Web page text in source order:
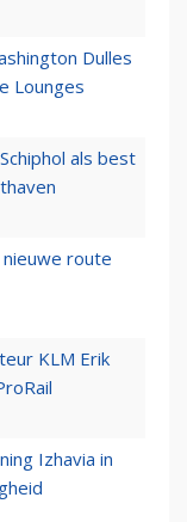
Dulles
Lounges
als best
route
KLM Erik
Izhavia in